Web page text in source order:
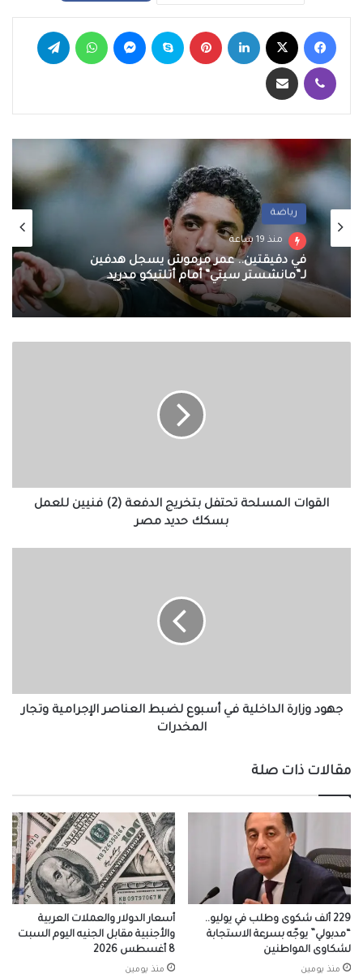
فيسبوك لينكدإن بينتيريست سكايب ماسنجر واتساب
ڤايبر مشاركة عبر البريد
رياضة
منذ 19 ساعة
في دقيقتين.. عمر مرموش يسجل هدفين
لـ”مانشستر سيتي” أمام أتلتيكو مدريد
بسكك
القوات المسلحة تحتفل بتخريج الدفعة (2) فنيين للعمل
بسكك حديد مصر
وتجار
المخدرات
جهود وزارة الداخلية في أسبوع لضبط العناصر الإجرامية وتجار
المخدرات
مقالات ذات صلة
229 ألف شكوى وطلب في يوليو..
“مدبولي” يوجّه بسرعة الاستجابة
لشكاوى المواطنين
منذ يومين
أسعار الدولار والعملات العربية
والأجنبية مقابل الجنيه اليوم السبت
8 أغسطس 2026
منذ يومين